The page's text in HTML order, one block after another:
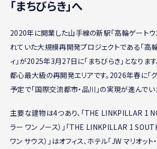
「まちびらき」へ
2020年に開業した山手線の新駅「高輪ゲートウ
れていた大規模再開発プロジェクトである「高
ィ」が2025年3月27日に「まちびらき」となりま
都心最大級の再開発エリアです。2026年春に「
予定で「国際交流都市・品川」の実現が進んでい
主要な建物は4つあり、「THE LINKPILLAR 1
ラー ワン ノース）」「THE LINKPILLAR 1
ワン サウス）」はオフィス、ホテル「JW マリオッ